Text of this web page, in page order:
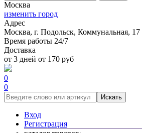
Москва
изменить город
Адрес
Москва, г. Подольск, Коммунальная, 17
Время работы 24/7
Доставка
от 3 дней от 170 руб
0
0
Искать
Вход
Регистрация